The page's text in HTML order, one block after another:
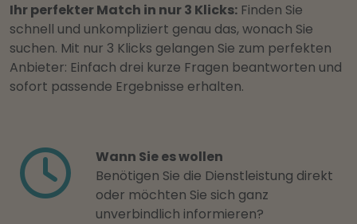
Ihr perfekter Match in nur 3 Klicks: Finden Sie
schnell und unkompliziert genau das, wonach Sie
suchen. Mit nur 3 Klicks gelangen Sie zum perfekten
Anbieter: Einfach drei kurze Fragen beantworten und
sofort passende Ergebnisse erhalten.
Wann Sie es wollen
Benötigen Sie die Dienstleistung direkt
oder möchten Sie sich ganz
unverbindlich informieren?